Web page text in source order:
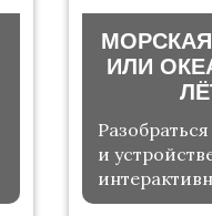
ИЛИ
и